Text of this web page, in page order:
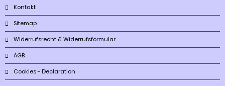
Kontakt
Sitemap
Widerrufsrecht & Widerrufsformular
AGB
Cookies - Declaration